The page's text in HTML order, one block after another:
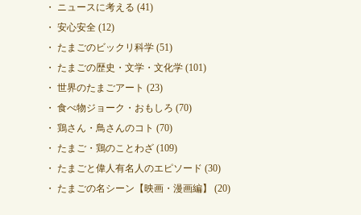
ニュースに考える (41)
安心安全(12)
たまごのビックリ科学(51)
たまごの歴史・文学・文化学(101)
世界のたまごアート (23)
食べ物ジョーク・おもしろ (70)
鶏さん・鳥さんのコト (70)
たまご・鶏のことわざ(109)
たまごと偉人有名人のエピソード (30)
たまごの名シーン【映画・漫画編】
(20)